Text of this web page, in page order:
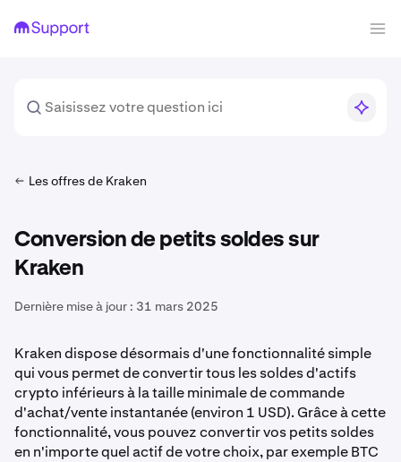
Les offres de Kraken
Conversion de petits soldes sur
Kraken
Dernière mise à jour : 31 mars 2025
Kraken dispose désormais d'une fonctionnalité simple
qui vous permet de convertir tous les soldes d'actifs
crypto inférieurs à la taille minimale de commande
d'achat/vente instantanée (environ 1 USD). Grâce à cette
fonctionnalité, vous pouvez convertir vos petits soldes
en n'importe quel actif de votre choix, par exemple BTC